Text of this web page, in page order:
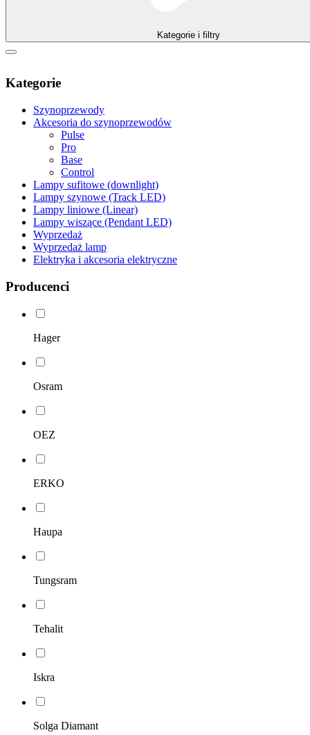
Kategorie i filtry
Kategorie
Szynoprzewody
Akcesoria do szynoprzewodów
Pulse
Pro
Base
Control
Lampy sufitowe (downlight)
Lampy szynowe (Track LED)
Lampy liniowe (Linear)
Lampy wiszące (Pendant LED)
Wyprzedaż
Wyprzedaż lamp
Elektryka i akcesoria elektryczne
Producenci
Hager
Osram
OEZ
ERKO
Haupa
Tungsram
Tehalit
Iskra
Solga Diamant